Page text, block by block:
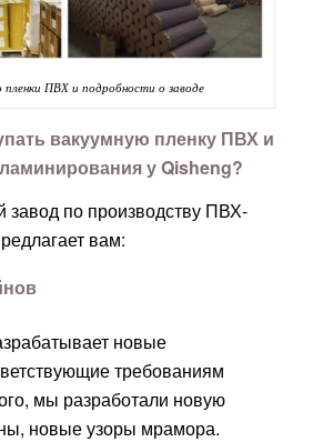
пленки ПВХ и подробности о заводе
вакуумную пленку ПВХ и
у Qisheng?
завод по производству ПВХ-
вам:
новые
требованиям
мы разработали новую
новые узоры мрамора.